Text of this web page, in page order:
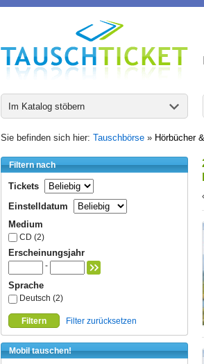
Im Katalog stöbern
Sie befinden sich hier: Tauschbörse » Hörbücher
Filtern nach
Tickets
Einstelldatum
Medium
CD (2)
Erscheinungsjahr
-
Sprache
Deutsch (2)
Filtern Filter zurücksetzen
Mobil tauschen!